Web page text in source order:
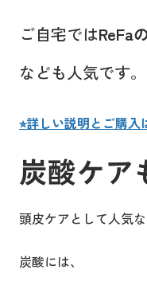
ご自宅ではReFa
なども人気です。
⭐︎詳しい説明とご購入
炭酸ケア
頭皮ケアとして人気な
炭酸には、